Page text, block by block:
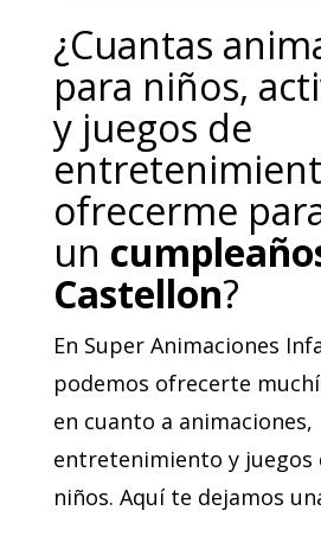
¿Cuantas
para niños,
y juegos de
ofrecerme
un
Castellon?
En Super Animaciones
podemos ofrecerte
en cuanto a animaciones,
entretenimiento y juegos
niños. Aquí te dejamos